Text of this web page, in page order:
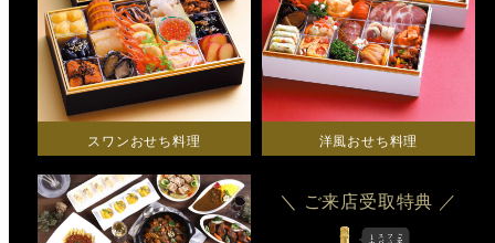
スワンおせち料理
リ
ン
洋風おせち料理
＼ ご来店受取特典 ／